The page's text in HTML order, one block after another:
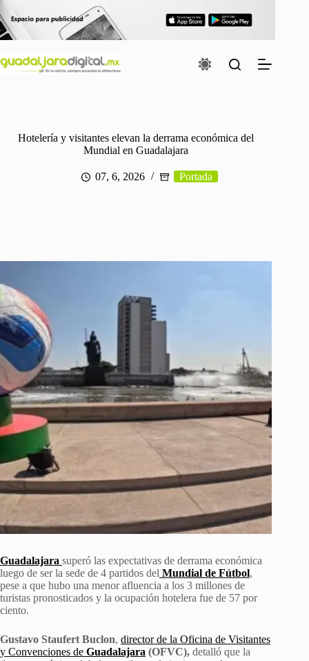
al
contenido
Hotelería y visitantes elevan la derrama económica del
Mundial en Guadalajara
07, 6, 2026 Portada
Guadalajara superó las expectativas de derrama económica
luego de ser la sede de 4 partidos del Mundial de Fútbol,
pese a que hubo una menor afluencia a los 3 millones de
turistas pronosticados y la ocupación hotelera fue de 57 por
ciento.
Gustavo Staufert Buclon, director de la Oficina de Visitantes
y Convenciones de Guadalajara (OFVC), detalló que la